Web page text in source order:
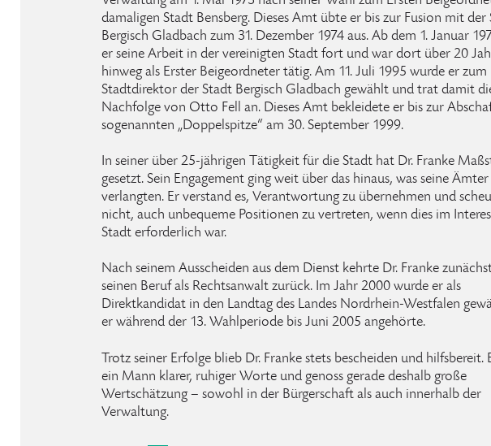
damaligen Stadt Bensberg. Dieses Amt übte er bis zur Fusion mit der
Bergisch Gladbach zum 31. Dezember 1974 aus. Ab dem 1. Januar
er seine Arbeit in der vereinigten Stadt fort und war dort über 20
hinweg als Erster Beigeordneter tätig. Am 11. Juli 1995 wurde er zum
Stadtdirektor der Stadt Bergisch Gladbach gewählt und trat damit
Nachfolge von Otto Fell an. Dieses Amt bekleidete er bis zur
sogenannten „Doppelspitze“ am 30. September 1999.
In seiner über 25-jährigen Tätigkeit für die Stadt hat Dr. Franke
gesetzt. Sein Engagement ging weit über das hinaus, was seine
verlangten. Er verstand es, Verantwortung zu übernehmen und
nicht, auch unbequeme Positionen zu vertreten, wenn dies im
Stadt erforderlich war.
Nach seinem Ausscheiden aus dem Dienst kehrte Dr. Franke
seinen Beruf als Rechtsanwalt zurück. Im Jahr 2000 wurde er als
Direktkandidat in den Landtag des Landes Nordrhein-Westfalen
er während der 13. Wahlperiode bis Juni 2005 angehörte.
Trotz seiner Erfolge blieb Dr. Franke stets bescheiden und hilfsbereit.
ein Mann klarer, ruhiger Worte und genoss gerade deshalb große
Wertschätzung – sowohl in der Bürgerschaft als auch innerhalb der
Verwaltung.